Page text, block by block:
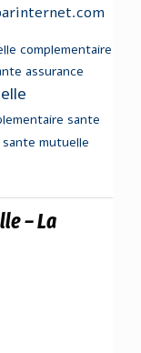
complementaire
assurance
sante
mutuelle
– La